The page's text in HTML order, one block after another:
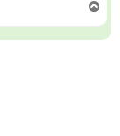
p